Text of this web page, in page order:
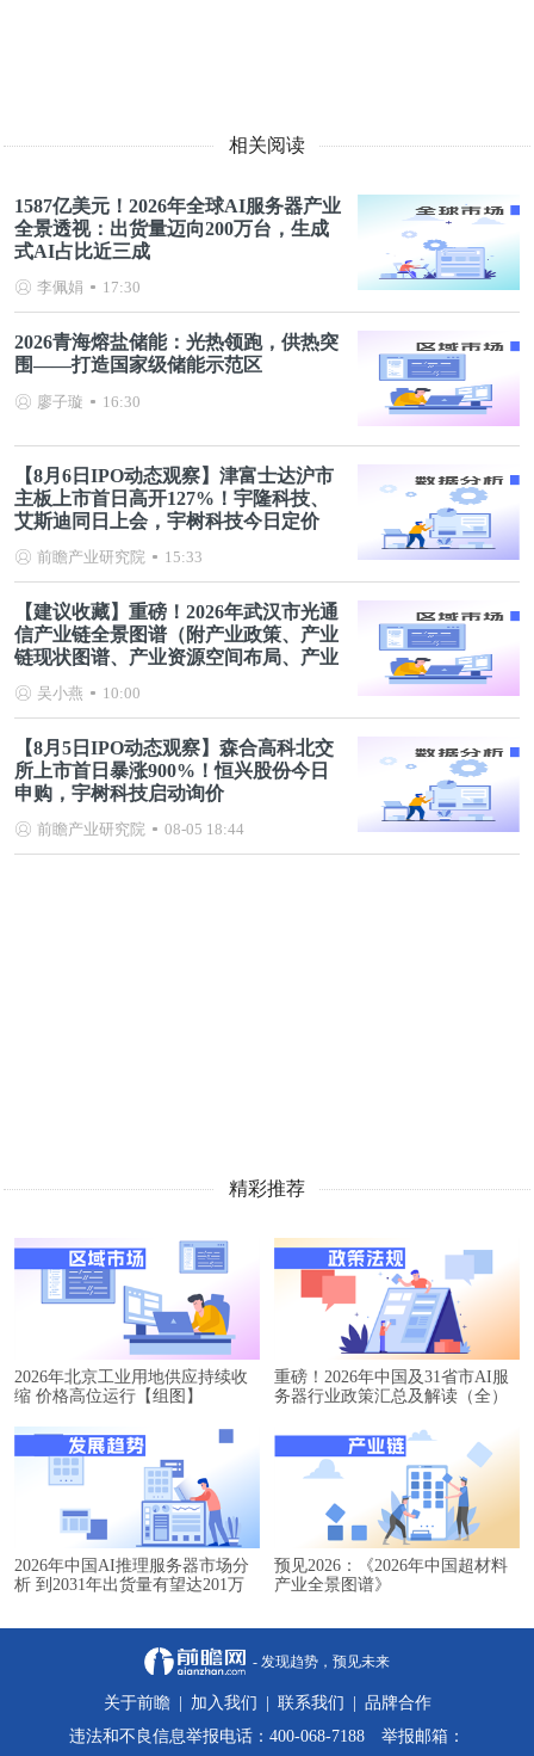
相关阅读
1587亿美元！2026年全球AI服务器产业
全景透视：出货量迈向200万台，生成
式AI占比近三成
李佩娟 17:30
2026青海熔盐储能：光热领跑，供热突
围——打造国家级储能示范区
廖子璇 16:30
【8月6日IPO动态观察】津富士达沪市
主板上市首日高开127%！宇隆科技、
艾斯迪同日上会，宇树科技今日定价
前瞻产业研究院 15:33
【建议收藏】重磅！2026年武汉市光通
信产业链全景图谱（附产业政策、产业
链现状图谱、产业资源空间布局、产业
吴小燕 10:00
【8月5日IPO动态观察】森合高科北交
所上市首日暴涨900%！恒兴股份今日
申购，宇树科技启动询价
前瞻产业研究院 08-05 18:44
精彩推荐
2026年北京工业用地供应持续收
缩 价格高位运行【组图】
重磅！2026年中国及31省市AI服
务器行业政策汇总及解读（全）
2026年中国AI推理服务器市场分
析 到2031年出货量有望达201万
预见2026：《2026年中国超材料
产业全景图谱》
- 发现趋势，预见未来
关于前瞻 加入我们 联系我们
品牌合作
违法和不良信息举报电话：400-068-7188 举报邮箱：